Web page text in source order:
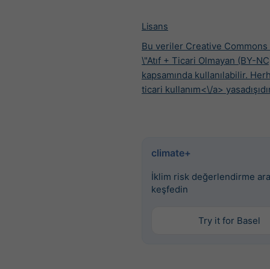
Lisans
Bu veriler Creative Commons
\"Atıf + Ticari Olmayan (BY-
kapsamında kullanılabilir.
ticari kullanım<\/a>
climate+
İklim risk değerlendirme
keşfedin
Try it for Basel